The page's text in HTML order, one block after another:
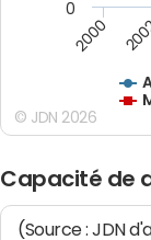
2000
0
© JDN 2026
Capacité de
(Source : JDN